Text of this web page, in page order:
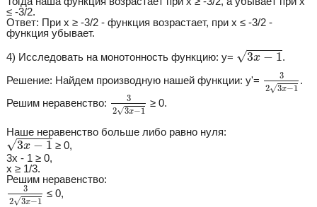
≤ -3/2.
Ответ: При x ≥ -3/2 - функция возрастает, при x ≤ -3/2 -
функция убывает.
4) Исследовать на монотонность функцию: y= √3x − 1
x−1
.
Решение: Найдем производную нашей функции: y'=
3
2√3x−1
3x
.
Решим неравенство:
3
2√3x−1
3x
≥ 0.
Наше неравенство больше либо равно нуля:
√3x − 1
3x−1
≥ 0,
3x - 1 ≥ 0,
x ≥ 1/3.
Решим неравенство:
3
2√3x−1
323x− 1
≤ 0,